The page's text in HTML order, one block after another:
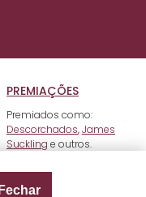
PREMIAÇÕES
Premiados como:
Descorchados,James
Suckling e outros.